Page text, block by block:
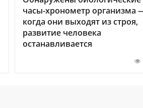
часы-хронометр организма
когда они выходят из строя,
развитие человека
останавливается